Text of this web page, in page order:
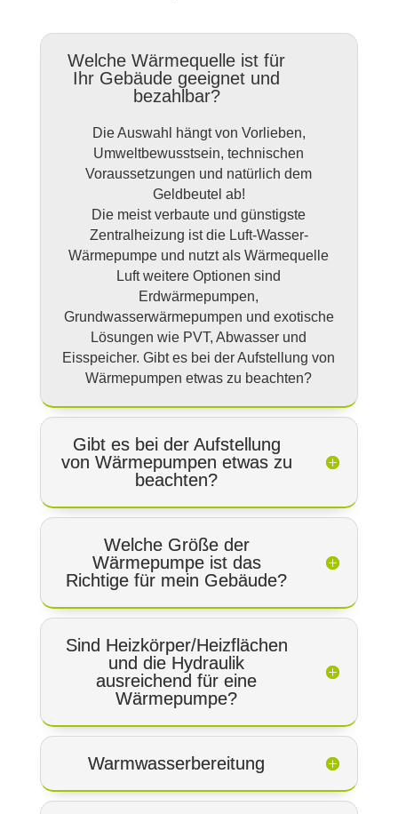
Welche Wärmequelle ist für
Ihr Gebäude geeignet und
bezahlbar?
Die Auswahl hängt von Vorlieben,
Umweltbewusstsein, technischen
Voraussetzungen und natürlich dem
Geldbeutel ab!
Die meist verbaute und günstigste
Zentralheizung ist die Luft-Wasser-
Wärmepumpe und nutzt als Wärmequelle
Luft weitere Optionen sind
Erdwärmepumpen,
Grundwasserwärmepumpen und exotische
Lösungen wie PVT, Abwasser und
Eisspeicher. Gibt es bei der Aufstellung von
Wärmepumpen etwas zu beachten?
Gibt es bei der Aufstellung
von Wärmepumpen etwas zu
beachten?
Welche Größe der
Wärmepumpe ist das
Richtige für mein Gebäude?
Sind Heizkörper/Heizflächen
und die Hydraulik
ausreichend für eine
Wärmepumpe?
Warmwasserbereitung